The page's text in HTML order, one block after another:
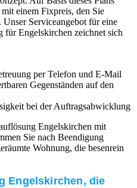
einem Fixpreis, den Sie
Serviceangebot für eine
für Engelskirchen zeichnet sich
per Telefon und E-Mail
Gegenständen auf den
bei der Auftragsabwicklung
Engelskirchen mit
Sie nach Beendigung
Wohnung, die besenrein
Engelskirchen, die